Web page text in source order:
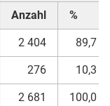
Anzahl %
2 404 89,7
276 10,3
2 681 100,0